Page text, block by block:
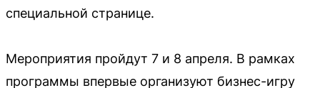
специальной странице.
Мероприятия пройдут 7 и 8 апреля. В рамках
программы впервые организуют бизнес-игру